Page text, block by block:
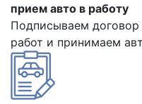
прием авто в работу
Подписываем договор
работ и принимаем